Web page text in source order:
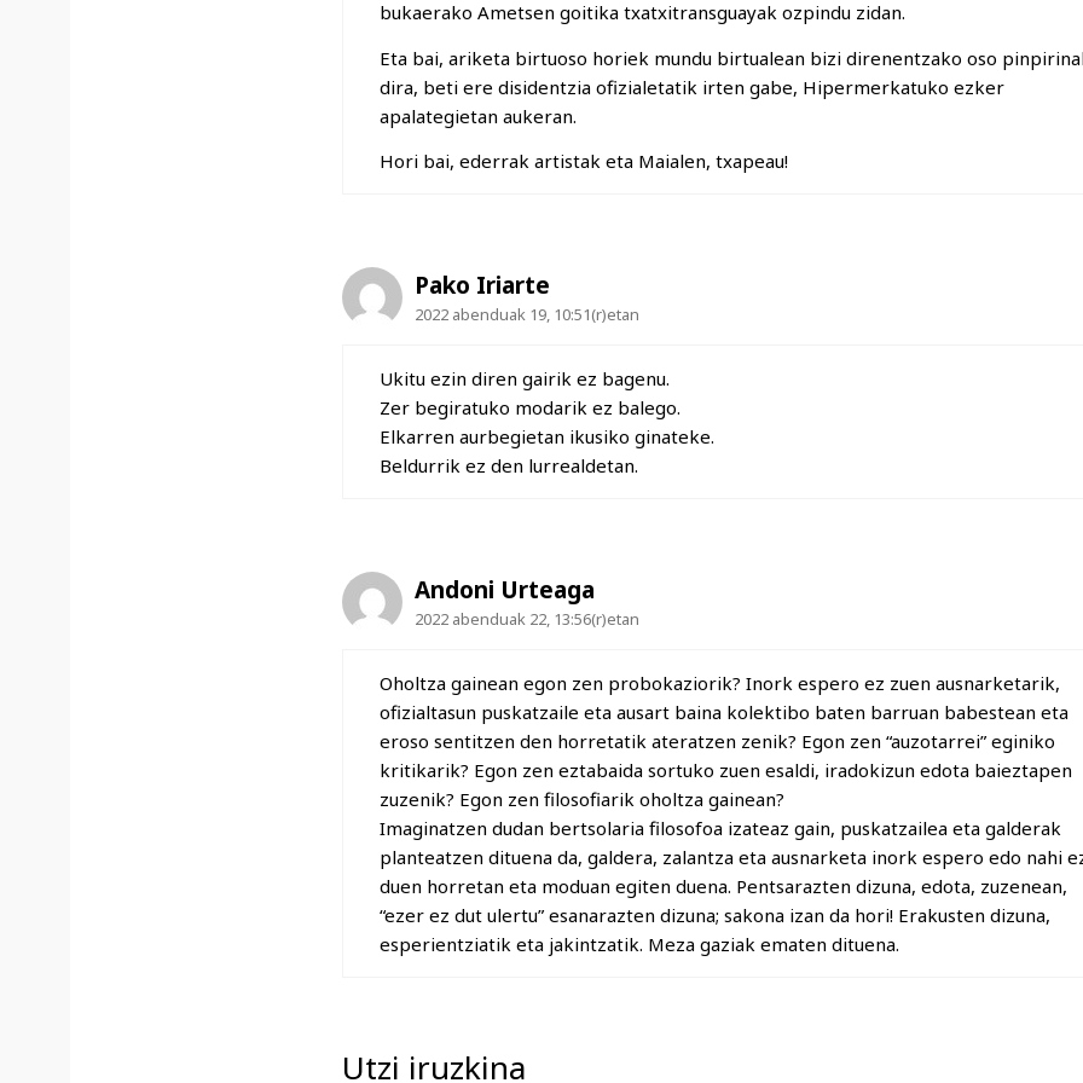
bukaerako Ametsen goitika txatxitransguayak ozpindu zidan.
Eta bai, ariketa birtuoso horiek mundu birtualean bizi direnentzako oso
dira, beti ere disidentzia ofizialetatik irten gabe, Hipermerkatuko ezker
apalategietan aukeran.
Hori bai, ederrak artistak eta Maialen, txapeau!
Pako Iriarte
2022 abenduak 19, 10:51(r)etan
Ukitu ezin diren gairik ez bagenu.
Zer begiratuko modarik ez balego.
Elkarren aurbegietan ikusiko ginateke.
Beldurrik ez den lurrealdetan.
Andoni Urteaga
2022 abenduak 22, 13:56(r)etan
Oholtza gainean egon zen probokaziorik? Inork espero ez zuen ausnarketarik,
ofizialtasun puskatzaile eta ausart baina kolektibo baten barruan babestean eta
eroso sentitzen den horretatik ateratzen zenik? Egon zen “auzotarrei” eginiko
kritikarik? Egon zen eztabaida sortuko zuen esaldi, iradokizun edota baieztapen
zuzenik? Egon zen filosofiarik oholtza gainean?
Imaginatzen dudan bertsolaria filosofoa izateaz gain, puskatzailea eta galderak
planteatzen dituena da, galdera, zalantza eta ausnarketa inork espero edo nahi
duen horretan eta moduan egiten duena. Pentsarazten dizuna, edota, zuzenean,
“ezer ez dut ulertu” esanarazten dizuna; sakona izan da hori! Erakusten dizuna,
esperientziatik eta jakintzatik. Meza gaziak ematen dituena.
Utzi iruzkina